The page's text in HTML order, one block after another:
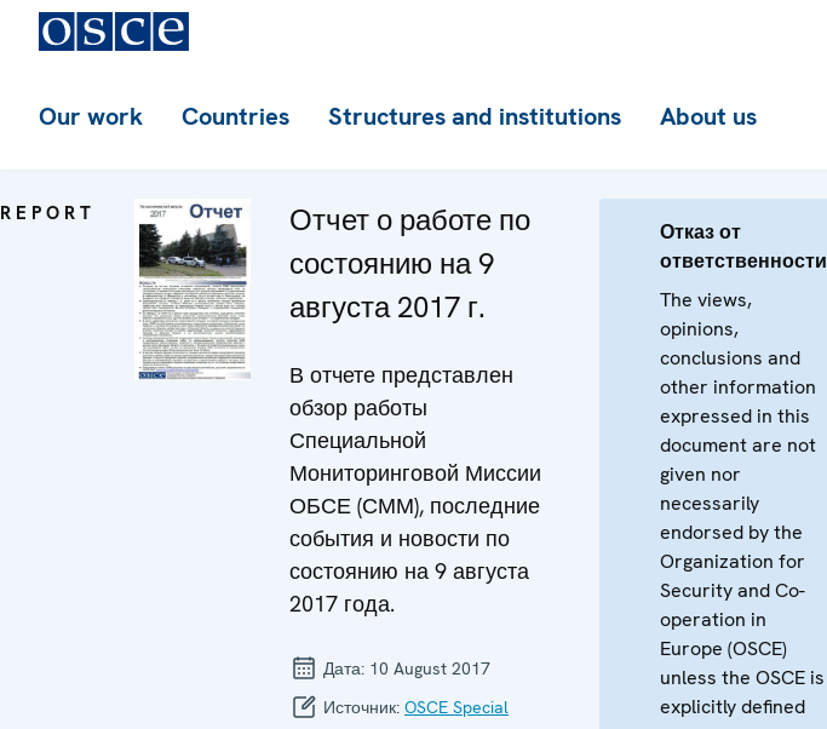
Our work Countries Structures and institutions About us
REPORT
Отчет о работе по
состоянию на 9
августа 2017 г.
В отчете представлен
обзор работы
Специальной
Мониторинговой Миссии
ОБСЕ (СММ), последние
события и новости по
состоянию на 9 августа
2017 года.
Дата: 10 August 2017
Источник: OSCE Special
Отказ от
ответственности
The views,
opinions,
conclusions and
other information
expressed in this
document are not
given nor
necessarily
endorsed by the
Organization for
Security and Co-
operation in
Europe (OSCE)
unless the OSCE is
explicitly defined